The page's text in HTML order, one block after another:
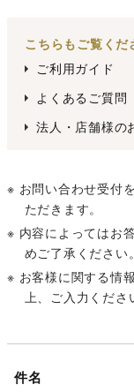
こちらもご覧くだ
ご利用ガイド
よくあるご質問
法人・店舗様の
※ お問い合わせ受付
ただきます。
※ 内容によってはお
めご了承ください。
※ お客様に関する情
上、ご入力くださ
件名